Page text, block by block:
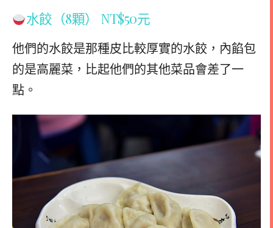
水餃（8顆） NT$50元
他們的水餃是那種皮比較厚實的水餃，內餡包
的是高麗菜，比起他們的其他菜品會差了一
點。